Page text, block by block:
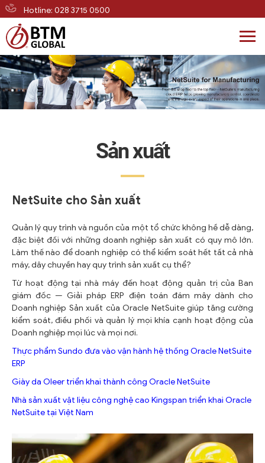
Hotline: 028 3715 0500
Skip
to
content
Sản xuất
NetSuite cho Sản xuất
Quản lý quy trình và nguồn của một tổ chức không hề dễ dàng,
đặc biệt đối với những doanh nghiệp sản xuất có quy mô lớn.
Làm thế nào để doanh nghiệp có thể kiểm soát hết tất cả nhà
máy, dây chuyền hay quy trình sản xuất cụ thể?
Từ hoạt động tại nhà máy đến hoạt động quản trị của Ban
giám đốc — Giải pháp ERP điện toán đám mây dành cho
Doanh nghiệp Sản xuất của Oracle NetSuite giúp tăng cường
kiểm soát, điều phối và quản lý mọi khía cạnh hoạt động của
Doanh nghiệp mọi lúc và mọi nơi.
Thực phẩm Sundo đưa vào vận hành hệ thống Oracle NetSuite
ERP
Giày da Oleer triển khai thành công Oracle NetSuite
Nhà sản xuất vật liệu công nghệ cao Kingspan triển khai Oracle
NetSuite tại Việt Nam